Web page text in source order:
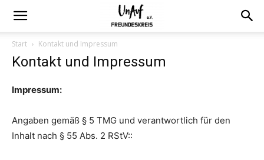
Start Kontakt und Impressum
Kontakt und Impressum
Impressum:
Angaben gemäß § 5 TMG und verantwortlich für den
Inhalt nach § 55 Abs. 2 RStV::